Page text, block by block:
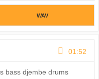
WAV
01:52
bass djembe drums